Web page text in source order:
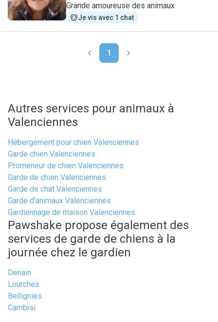
Grande amoureuse des animaux
Je vis avec 1 chat
1
Autres services pour animaux à
Valenciennes
Hébergement pour chien Valenciennes
Garde chien Valenciennes
Promeneur de chien Valenciennes
Garde de chien Valenciennes
Garde de chat Valenciennes
Garde d'animaux Valenciennes
Gardiennage de maison Valenciennes
Pawshake propose également des
services de garde de chiens à la
journée chez le gardien
Denain
Lourches
Bellignies
Cambrai